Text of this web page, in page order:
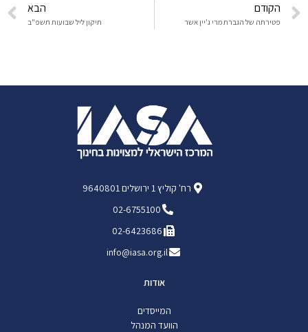
הקודם
פטירתה של הגברת מרי ג'יין אשר
הבא
תיקון ליל שבועות תשפ"ב
רח' קוליץ 1 ירושלים 9640801
02-6755100
02-6423686
info@iasa.org.il
אודות
המייסדים
הוועד המנהל